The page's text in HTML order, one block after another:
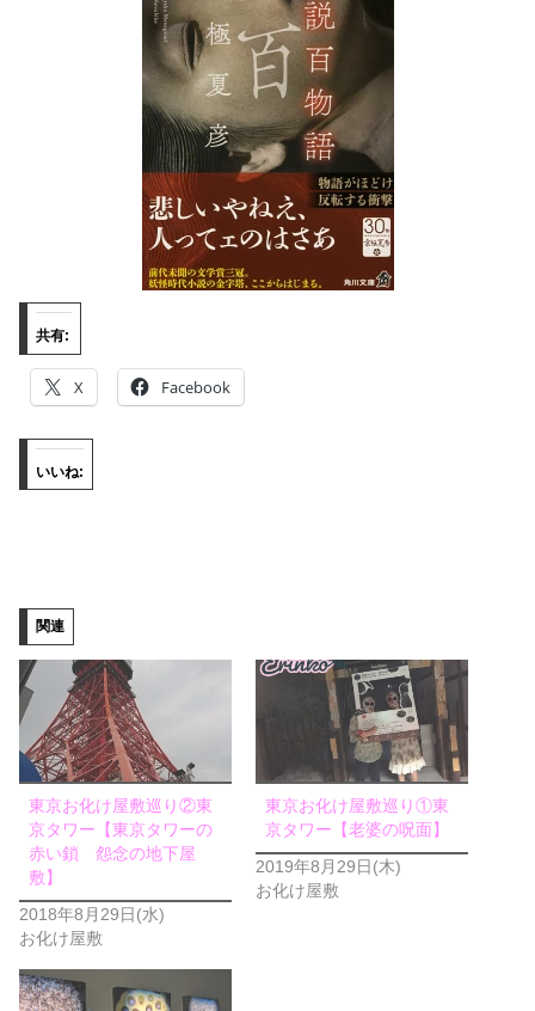
共有:
X Facebook
いいね:
関連
東京お化け屋敷巡り②東
京タワー【東京タワ​ーの
赤い鎖 怨念の地下屋
敷】
2018年8月29日(水)
お化け屋敷
東京お化け屋敷巡り①東
京タワー【老婆の呪面】
2019年8月29日(木)
お化け屋敷